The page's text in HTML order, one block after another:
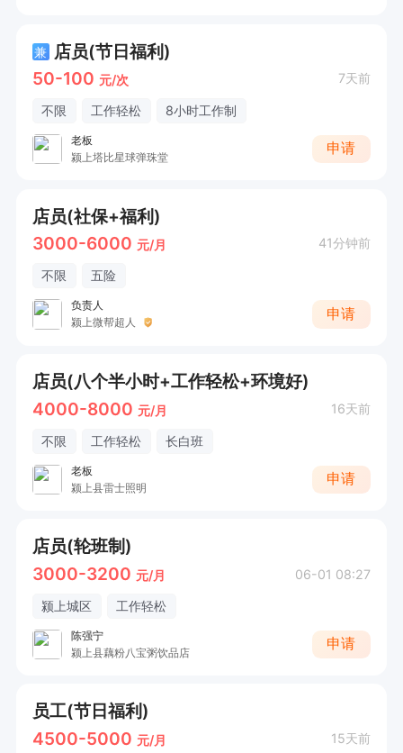
兼 店员(节日福利)
50-100 元/次 7天前
不限 工作轻松 8小时工作制
老板
颍上塔比星球弹珠堂
申请
店员(社保+福利)
3000-6000 元/月 41分钟前
不限 五险
负责人
颍上微帮超人
申请
店员(八个半小时+工作轻松+环境好)
4000-8000 元/月 16天前
不限 工作轻松 长白班
老板
颍上县雷士照明
申请
店员(轮班制)
3000-3200 元/月 06-01 08:27
颍上城区 工作轻松
陈强宁
颍上县藕粉八宝粥饮品店
申请
员工(节日福利)
4500-5000 元/月 15天前